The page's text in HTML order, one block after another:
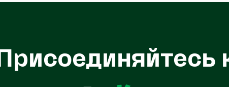
Присоединяйтесь